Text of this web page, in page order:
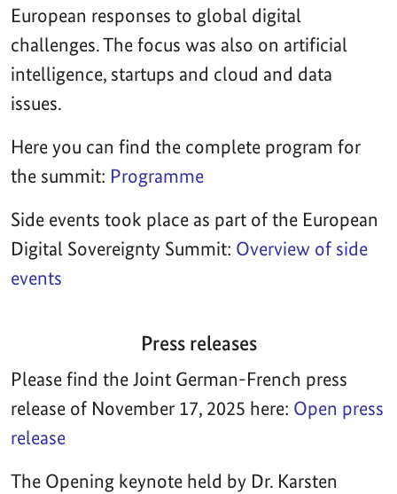
European responses to global digital
challenges. The focus was also on artificial
intelligence, startups and cloud and data
issues.
Here you can find the complete program for
the summit: Programme
Side events took place as part of the European
Digital Sovereignty Summit: Overview of side
events
Press releases
Please find the Joint German-French press
release of November 17, 2025 here: Open press
release
The Opening keynote held by Dr. Karsten